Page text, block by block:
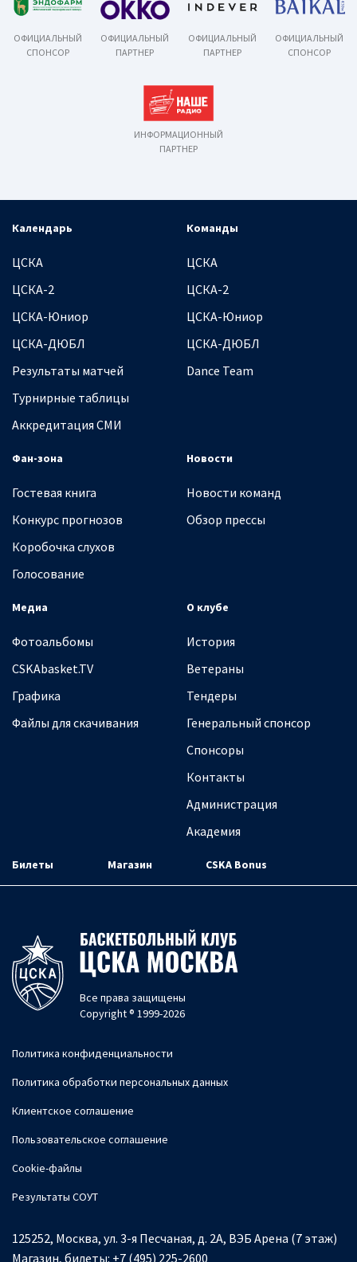
ОФИЦИАЛЬНЫЙ
СПОНСОР
ОФИЦИАЛЬНЫЙ
ПАРТНЕР
ОФИЦИАЛЬНЫЙ
ПАРТНЕР
ОФИЦИАЛЬНЫЙ
СПОНСОР
ИНФОРМАЦИОННЫЙ
ПАРТНЕР
Календарь
ЦСКА
ЦСКА-2
ЦСКА-Юниор
ЦСКА-ДЮБЛ
Результаты матчей
Турнирные таблицы
Аккредитация СМИ
Команды
ЦСКА
ЦСКА-2
ЦСКА-Юниор
ЦСКА-ДЮБЛ
Dance Team
Фан-зона
Гостевая книга
Конкурс прогнозов
Коробочка слухов
Голосование
Новости
Новости команд
Обзор прессы
Медиа
Фотоальбомы
CSKAbasket.TV
Графика
Файлы для скачивания
О клубе
История
Ветераны
Тендеры
Генеральный спонсор
Спонсоры
Контакты
Администрация
Академия
Билеты Магазин CSKA Bonus
Все права защищены
Copyright ® 1999-2026
Политика конфиденциальности
Политика обработки персональных данных
Клиентское соглашение
Пользовательское соглашение
Cookie-файлы
Результаты СОУТ
125252, Москва, ул. 3-я Песчаная, д. 2А, ВЭБ Арена (7 этаж)
Магазин, билеты: +7 (495) 225-2600